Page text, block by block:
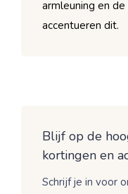
armleuning en
accentueren dit.
Blijf op de
kortingen en
Schrijf je in voor